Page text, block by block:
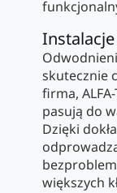
skutecznie
firma,
pasują do
Dzięki
większych